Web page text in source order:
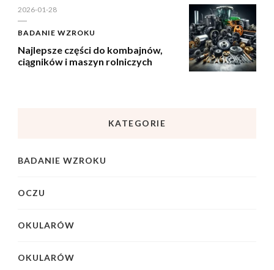
2026-01-28
BADANIE WZROKU
Najlepsze części do kombajnów,
ciągników i maszyn rolniczych
KATEGORIE
BADANIE WZROKU
OCZU
OKULARÓW
OKULARÓW